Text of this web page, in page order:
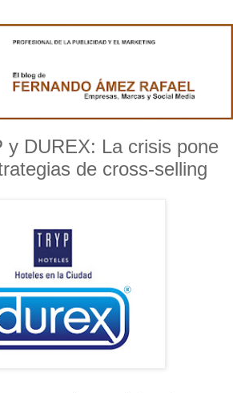
y DUREX: La crisis pone
de cross-selling